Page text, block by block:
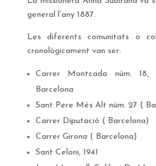
general l’any 1887.
Les diferents comunitats o
cronològicament van ser:
Carrer Montcada núm. 18,
Barcelona
Sant Pere Més Alt núm. 27 (
Carrer Diputació ( Barcelona)
Carrer Girona ( Barcelona)
Sant Celoni, 1941